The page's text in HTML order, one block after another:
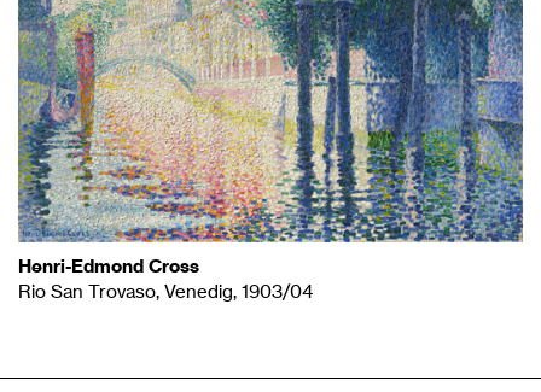
Henri-Edmond Cross
Rio San Trovaso, Venedig, 1903/04